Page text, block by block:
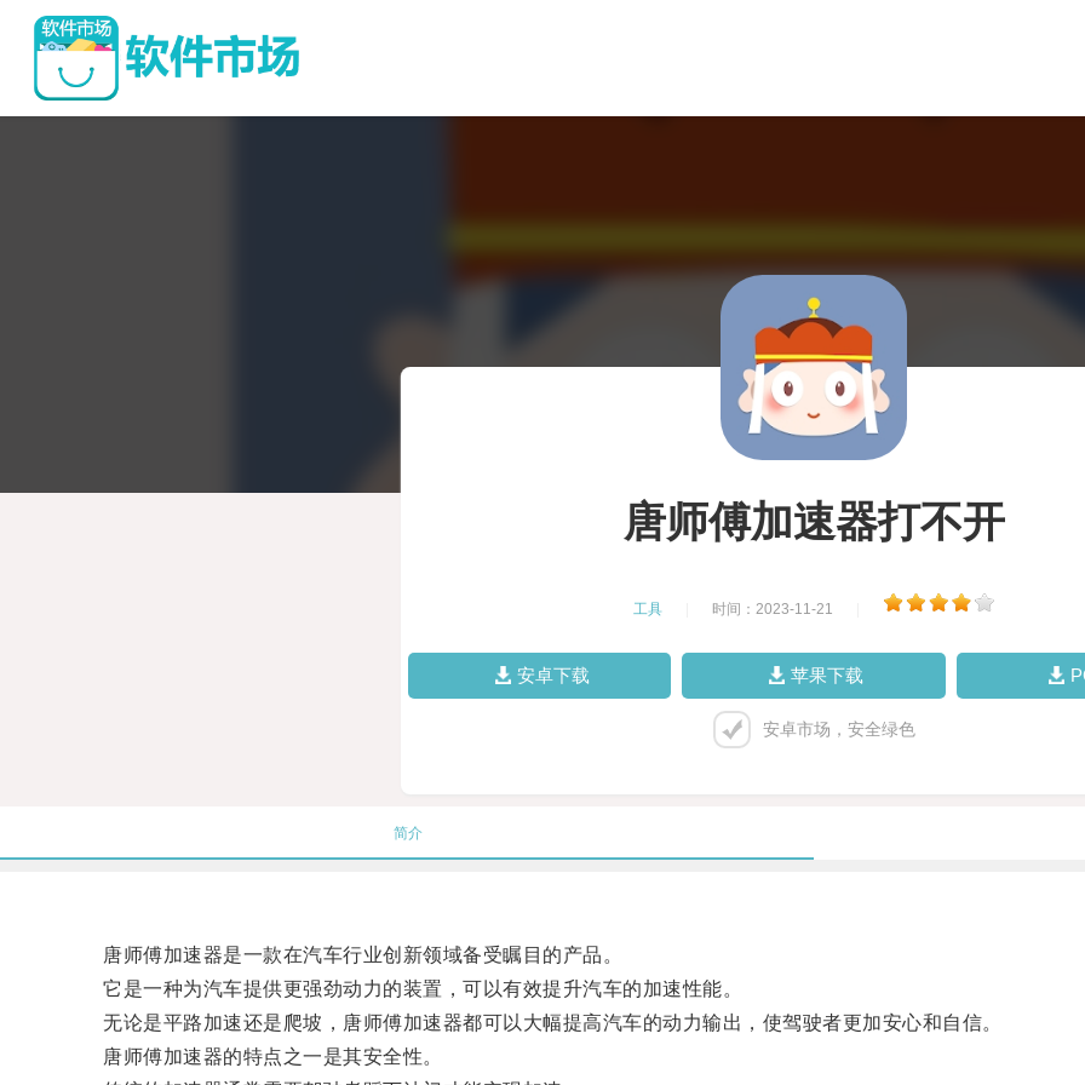
唐师傅加速器打不开
工具 时间：2023-11-21
安卓下载 苹果下载
安卓市场，安全绿色
简介
唐师傅加速器是一款在汽车行业创新领域备受瞩目的产品。
它是一种为汽车提供更强劲动力的装置，可以有效提升汽车的加速性能。
无论是平路加速还是爬坡，唐师傅加速器都可以大幅提高汽车的动力输出，使驾驶者更加安心和自信。
唐师傅加速器的特点之一是其安全性。